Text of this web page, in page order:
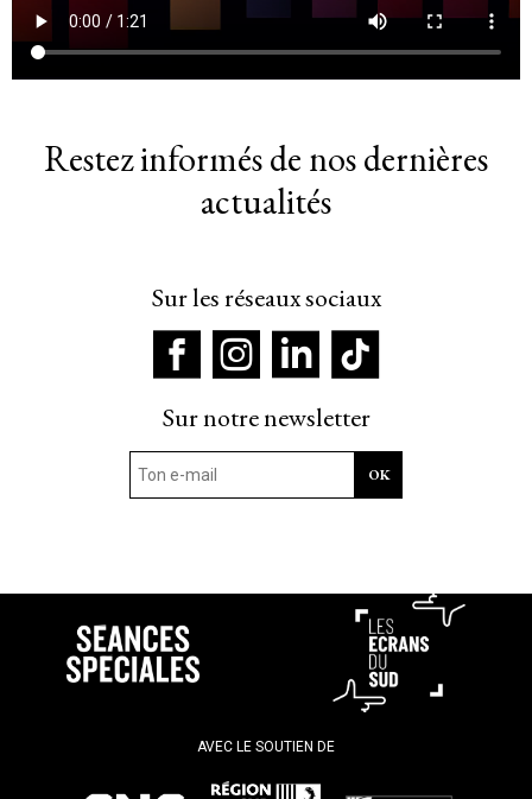
Restez informés de nos dernières
actualités
Sur les réseaux sociaux
Sur notre newsletter
AVEC LE SOUTIEN DE